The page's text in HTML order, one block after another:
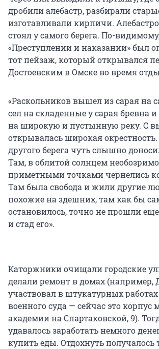
дробили алебастр, разбирали
изготавливали кирпичи.
стоял у самого берега. По-
«Преступлении и наказании» был
тот пейзаж, который открывался
Достоевским в Омске во время
«Раскольников вышел из сарая на
сел на складенные у сарая бревна и
на широкую и пустынную реку. С
открывалась широкая окрестность.
другого берега чуть слышно
Там, в облитой солнцем
приметными точками чернелись
Там была свобода и жили другие
похожие на здешних, там как бы
остановилось, точно не прошли
и стад его».
Каторжники очищали городские
делали ремонт в домах (например,
участвовал в штукатурных
военного суда — сейчас это корпус
академии на Спартаковской, 9).
удавалось заработать немного
купить еды. Отдохнуть получалось